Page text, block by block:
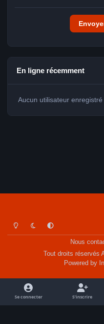
En ligne récemment
Aucun utilisateur
Light ModeDark ModeSystem Preference
Nous
Tout droits
Powered by
Se connecter S’inscrire